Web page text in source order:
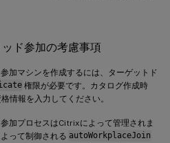
ド参加の考慮事項
加マシンを作成するには、ターゲットド
権限が必要です。カタログ作成時
情報を入力してください。
加プロセスはCitrixによって管理されま
って制御される autoWorkplaceJoin